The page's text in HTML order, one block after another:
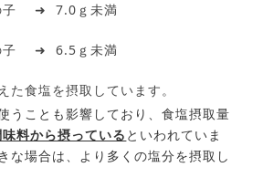
子 ➜ 7.0ｇ未満
子 ➜ 6.5ｇ未満
た食塩を摂取しています。
うことも影響しており、食塩摂取量
料から摂っている といわれていま
な場合は、より多くの塩分を摂取し